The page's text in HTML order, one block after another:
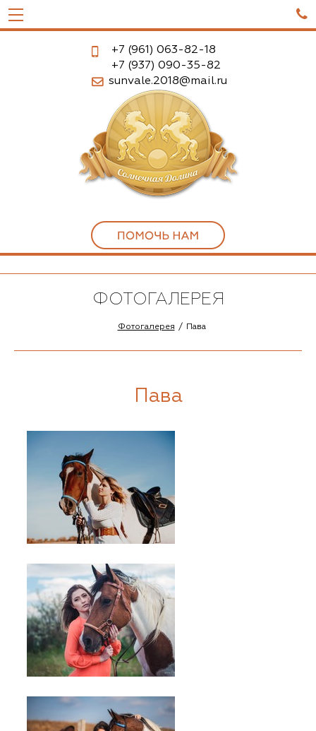

+7 (961) 063-82-18
+7 (937) 090-35-82
sunvale.2018@mail.ru
ФОТОГАЛЕРЕЯ
Фотогалерея Пава
Пава